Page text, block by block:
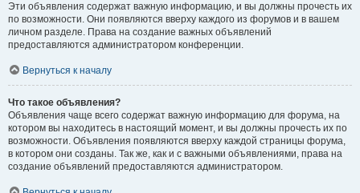
Эти объявления содержат важную информацию, и вы должны прочесть их
по возможности. Они появляются вверху каждого из форумов и в вашем
личном разделе. Права на создание важных объявлений
предоставляются администратором конференции.
Вернуться к началу
Что такое объявления?
Объявления чаще всего содержат важную информацию для форума, на
котором вы находитесь в настоящий момент, и вы должны прочесть их по
возможности. Объявления появляются вверху каждой страницы форума,
в котором они созданы. Так же, как и с важными объявлениями, права на
создание объявлений предоставляются администратором.